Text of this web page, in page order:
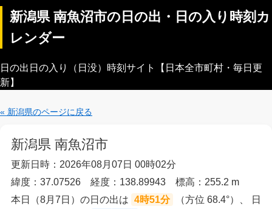
新潟県 南魚沼市の日の出・日の入り時刻カ
レンダー
日の出日の入り（日没）時刻サイト【日本全市町村・毎日更
新】
« 新潟県のページに戻る
新潟県 南魚沼市
更新日時：2026年08月07日 00時02分
緯度：37.07526 経度：138.89943 標高：255.2 m
本日（8月7日）の日の出は 4時51分
（方位 68.4°）、 日